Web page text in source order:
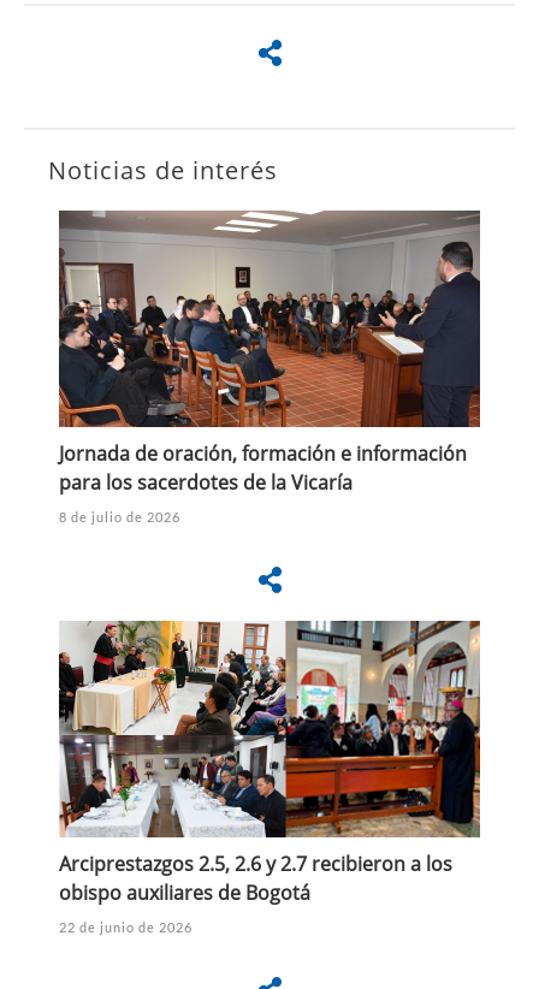
Noticias de interés
Jornada de oración, formación e información
para los sacerdotes de la Vicaría
8 de julio de 2026
Arciprestazgos 2.5, 2.6 y 2.7 recibieron a los
obispo auxiliares de Bogotá
22 de junio de 2026